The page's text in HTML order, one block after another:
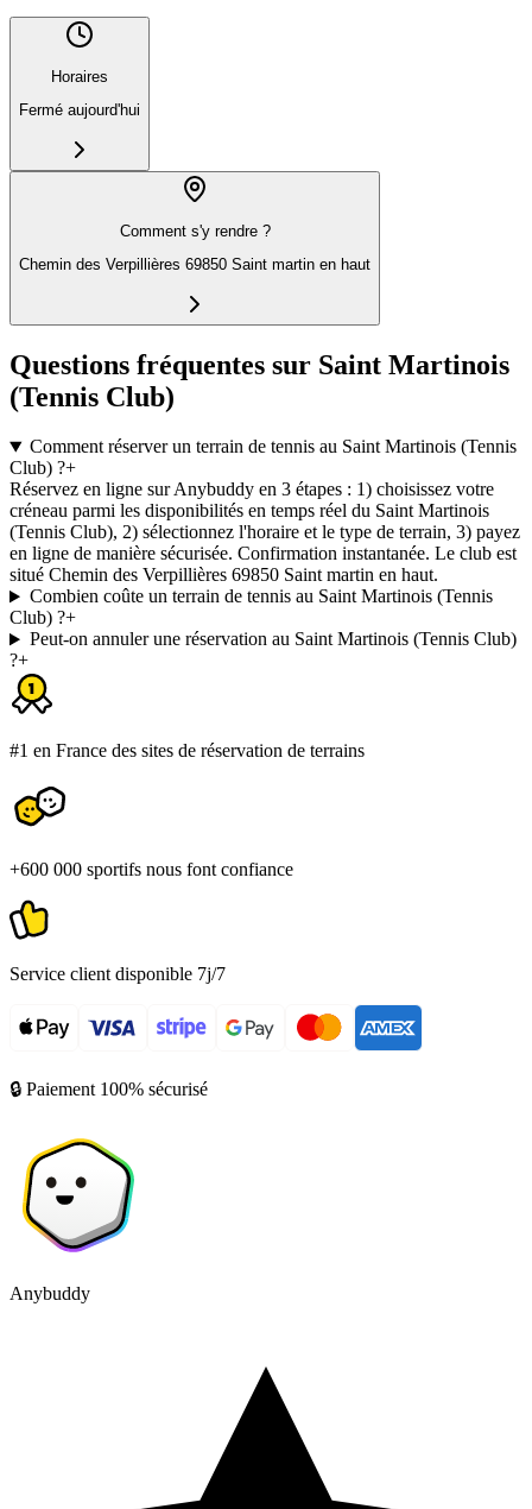
Horaires
Fermé aujourd'hui
Comment s'y rendre ?
Chemin des Verpillières 69850 Saint martin en haut
Questions fréquentes sur Saint Martinois
(Tennis Club)
Comment réserver un terrain de tennis au Saint Martinois (Tennis
Club) ?+
Réservez en ligne sur Anybuddy en 3 étapes : 1) choisissez votre
créneau parmi les disponibilités en temps réel du Saint Martinois
(Tennis Club), 2) sélectionnez l'horaire et le type de terrain, 3) payez
en ligne de manière sécurisée. Confirmation instantanée. Le club est
situé Chemin des Verpillières 69850 Saint martin en haut.
Combien coûte un terrain de tennis au Saint Martinois (Tennis
Club) ?+
Peut-on annuler une réservation au Saint Martinois (Tennis Club)
?+
#1 en France des sites de réservation de terrains
+600 000 sportifs nous font confiance
Service client disponible 7j/7
🔒 Paiement 100% sécurisé
Anybuddy